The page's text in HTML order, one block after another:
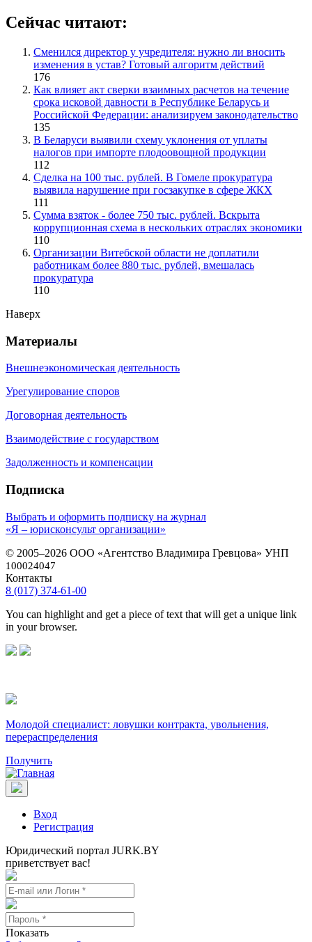
Сейчас читают:
Сменился директор у учредителя: нужно ли вносить
изменения в устав? Готовый алгоритм действий
176
Как влияет акт сверки взаимных расчетов на течение
срока исковой давности в Республике Беларусь и
Российской Федерации: анализируем законодательство
135
В Беларуси выявили схему уклонения от уплаты
налогов при импорте плодоовощной продукции
112
Сделка на 100 тыс. рублей. В Гомеле прокуратура
выявила нарушение при госзакупке в сфере ЖКХ
111
Сумма взяток - более 750 тыс. рублей. Вскрыта
коррупционная схема в нескольких отраслях экономики
110
Организации Витебской области не доплатили
работникам более 880 тыс. рублей, вмешалась
прокуратура
110
Наверх
Материалы
Внешнеэкономическая деятельность
Урегулирование споров
Договорная деятельность
Взаимодействие с государством
Задолженность и компенсации
Подписка
Выбрать и оформить подписку на журнал
«Я – юрисконсульт организации»
© 2005–2026 ООО «Агентство Владимира Гревцова» УНП
100024047
Контакты
8 (017) 374-61-00
You can highlight and get a piece of text that will get a unique link
in your browser.
Молодой специалист: ловушки контракта, увольнения,
перераспределения
Получить
Вход
Регистрация
Юридический портал JURK.BY
приветствует вас!
Показать